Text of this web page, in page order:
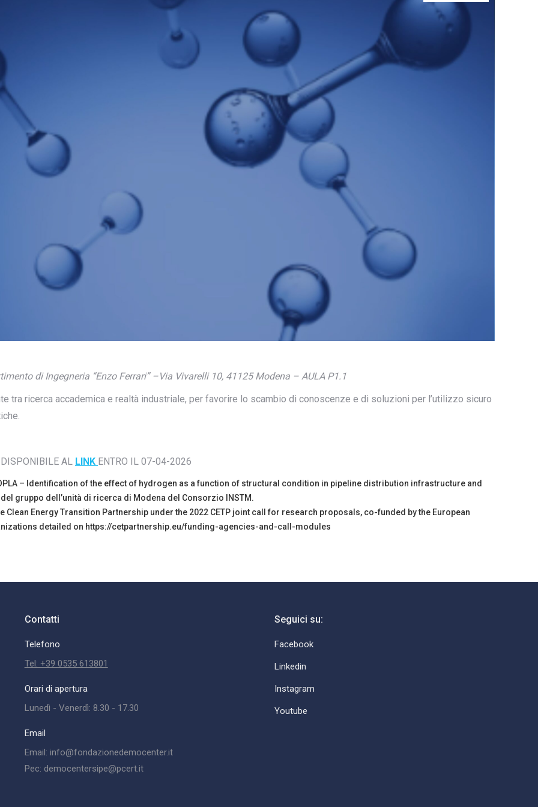
di Ingegneria “Enzo Ferrari” –Via Vivarelli 10, 41125 Modena – AULA P1.1
tra ricerca accademica e realtà industriale, per favorire lo scambio di conoscenze e di soluzioni per l’utilizzo sicuro
DISPONIBILE AL LINK ENTRO IL 07-04-2026
– Identification of the effect of hydrogen as a function of structural condition in pipeline distribution infrastructure and
gruppo dell’unità di ricerca di Modena del Consorzio INSTM.
Clean Energy Transition Partnership under the 2022 CETP joint call for research proposals, co-funded by the European
detailed on https://cetpartnership.eu/funding-agencies-and-call-modules
Contatti
Telefono
Tel: +39 0535 613801
Orari di apertura
Lunedì - Venerdì: 8.30 - 17.30
Email
Email: info@fondazionedemocenter.it
Pec: democentersipe@pcert.it
Seguici su:
Facebook
Linkedin
Instagram
Youtube